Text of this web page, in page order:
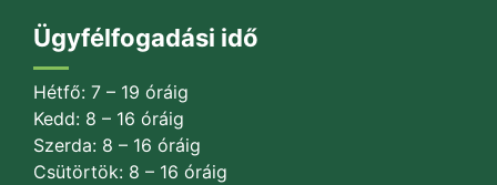
Ügyfélfogadási idő
Hétfő: 7 – 19 óráig
Kedd: 8 – 16 óráig
Szerda: 8 – 16 óráig
Csütörtök: 8 – 16 óráig